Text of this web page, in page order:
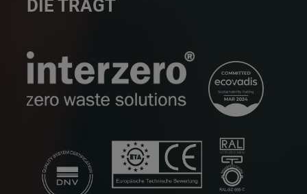
DIE TRÄGT